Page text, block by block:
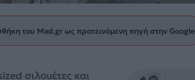
του Mad.gr ως προτεινόμενη πηγή στην Google
σιλουέτες και